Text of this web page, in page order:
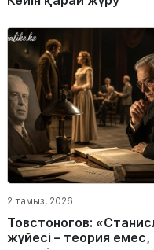
2 тамыз, 2026
Товстоногов:
жүйесі – теория емес,